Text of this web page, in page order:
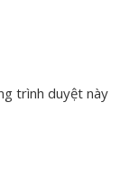
trình duyệt này